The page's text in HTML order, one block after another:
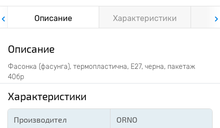
Описание Характеристики
Описание
Фасонка (фасунга), термопластична, E27, черна, пакетаж
40бр
Характеристики
Производител ORNO